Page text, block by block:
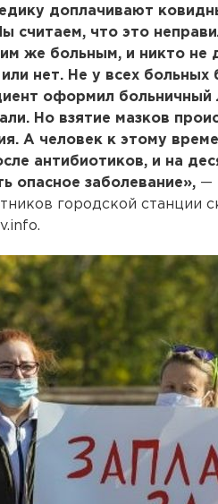
доплачивают
считаем, что это
же больным, и никто не
нет. Не у всех больных
оформил больничный
Но взятие мазков
А человек к этому
антибиотиков, и на
опасное заболевание», —
городской станции